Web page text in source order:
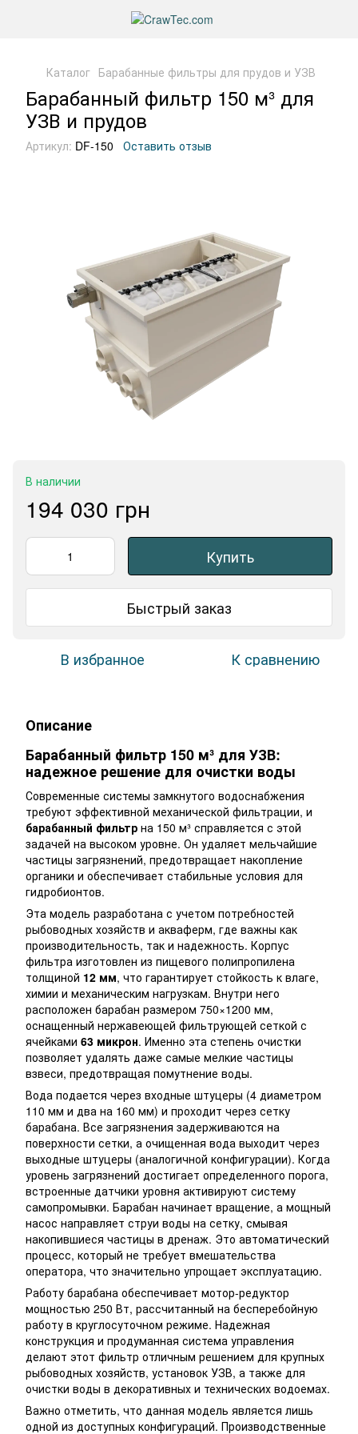
Каталог Барабанные фильтры для прудов и УЗВ
Барабанный фильтр 150 м³ для
УЗВ и прудов
Артикул: DF-150 Оставить отзыв
В наличии
194 030 грн
Купить
Быстрый заказ
В избранное К сравнению
Описание
Барабанный фильтр 150 м³ для УЗВ:
надежное решение для очистки воды
Современные системы замкнутого водоснабжения
требуют эффективной механической фильтрации, и
барабанный фильтр на 150 м³ справляется с этой
задачей на высоком уровне. Он удаляет мельчайшие
частицы загрязнений, предотвращает накопление
органики и обеспечивает стабильные условия для
гидробионтов.
Эта модель разработана с учетом потребностей
рыбоводных хозяйств и акваферм, где важны как
производительность, так и надежность. Корпус
фильтра изготовлен из пищевого полипропилена
толщиной 12 мм, что гарантирует стойкость к влаге,
химии и механическим нагрузкам. Внутри него
расположен барабан размером 750×1200 мм,
оснащенный нержавеющей фильтрующей сеткой с
ячейками 63 микрон. Именно эта степень очистки
позволяет удалять даже самые мелкие частицы
взвеси, предотвращая помутнение воды.
Вода подается через входные штуцеры (4 диаметром
110 мм и два на 160 мм) и проходит через сетку
барабана. Все загрязнения задерживаются на
поверхности сетки, а очищенная вода выходит через
выходные штуцеры (аналогичной конфигурации). Когда
уровень загрязнений достигает определенного порога,
встроенные датчики уровня активируют систему
самопромывки. Барабан начинает вращение, а мощный
насос направляет струи воды на сетку, смывая
накопившиеся частицы в дренаж. Это автоматический
процесс, который не требует вмешательства
оператора, что значительно упрощает эксплуатацию.
Работу барабана обеспечивает мотор-редуктор
мощностью 250 Вт, рассчитанный на бесперебойную
работу в круглосуточном режиме. Надежная
конструкция и продуманная система управления
делают этот фильтр отличным решением для крупных
рыбоводных хозяйств, установок УЗВ, а также для
очистки воды в декоративных и технических водоемах.
Важно отметить, что данная модель является лишь
одной из доступных конфигураций. Производственные